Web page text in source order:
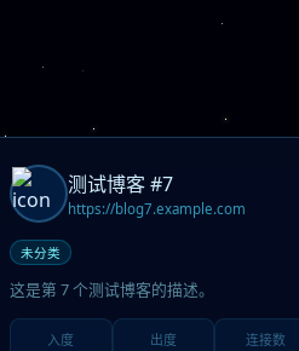
测试博客 #7
https://blog7.example.com
未分类
这是第 7 个测试博客的描述。
入度 出度 连接数